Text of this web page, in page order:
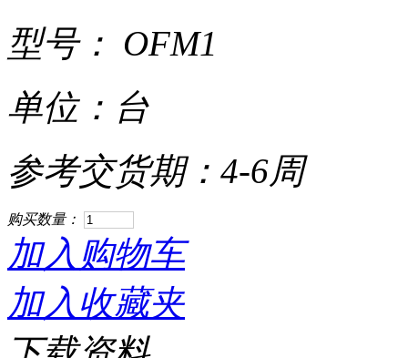
型号： OFM1
单位：台
参考交货期：4-6周
购买数量：
加入购物车
加入收藏夹